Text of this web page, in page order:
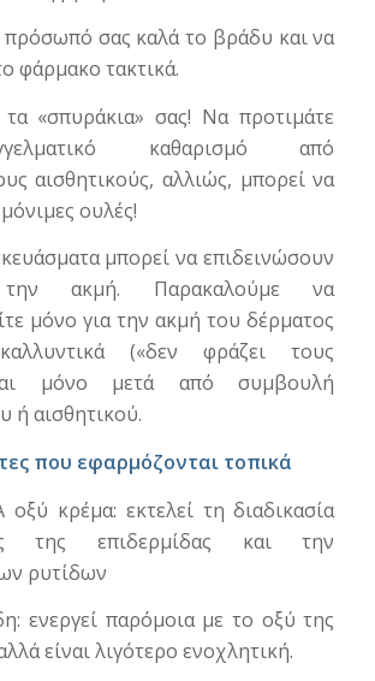
πρόσωπό σας καλά το βράδυ και να
φάρμακο τακτικά.
«σπυράκια» σας! Να προτιμάτε
καθαρισμό από
αισθητικούς, αλλιώς, μπορεί να
ουλές!
μπορεί να επιδεινώσουν
την ακμή. Παρακαλούμε να
μόνο για την ακμή του δέρματος
(«δεν φράζει τους
μόνο μετά από συμβουλή
ή αισθητικού.
που εφαρμόζονται τοπικά
κρέμα: εκτελεί τη διαδικασία
της επιδερμίδας και την
ρυτίδων
ενεργεί παρόμοια με το οξύ της
είναι λιγότερο ενοχλητική.